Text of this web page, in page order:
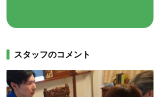
スタッフのコメント